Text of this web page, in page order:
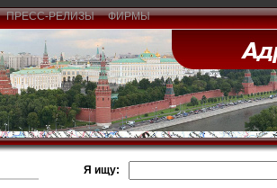
ПРЕСС-РЕЛИЗЫ ФИРМЫ
Я ищу: